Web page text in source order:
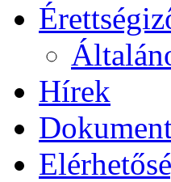
Hírek